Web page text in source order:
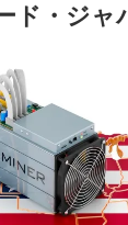
ド・ジャ